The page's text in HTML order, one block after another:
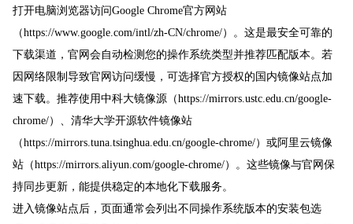
打开电脑浏览器访问Google Chrome官方网站
（https://www.google.com/intl/zh-CN/chrome/）。这是最安全可靠的
下载渠道，官网会自动检测您的操作系统类型并推荐匹配版本。若
因网络限制导致官网访问缓慢，可选择官方授权的国内镜像站点加
速下载。推荐使用中科大镜像源（https://mirrors.ustc.edu.cn/google-
chrome/）、清华大学开源软件镜像站
（https://mirrors.tuna.tsinghua.edu.cn/google-chrome/）或阿里云镜像
站（https://mirrors.aliyun.com/google-chrome/）。这些镜像与官网保
持同步更新，能提供稳定的本地化下载服务。
进入镜像站点后，页面通常会列出不同操作系统版本的安装包选